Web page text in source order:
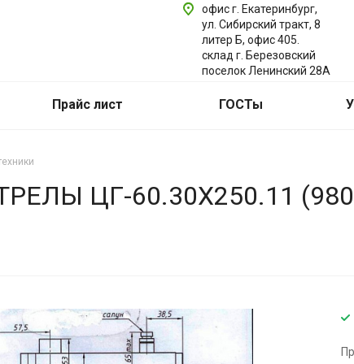
офис г. Екатеринбург,
ул. Сибирский тракт, 8
литер Б, офис 405.
склад г. Березовский
поселок Ленинский 28А
Прайс лист ГОСТы
ЦГ-60.30Х250.11